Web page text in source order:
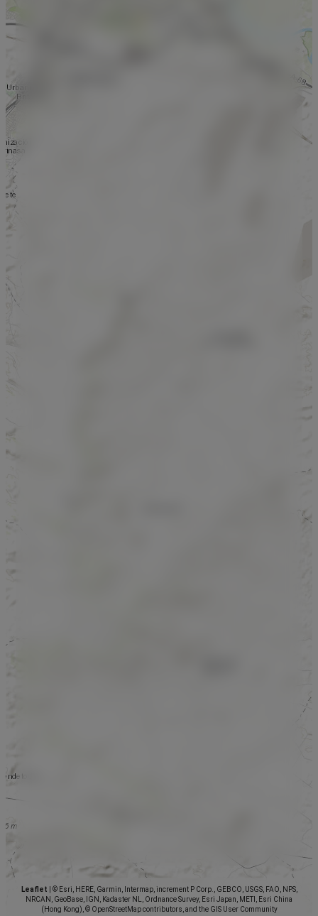
Leaflet
© Esri, HERE, Garmin, Intermap, increment P Corp., GEBCO, USGS, FAO, NPS,
NRCAN, GeoBase, IGN, Kadaster NL, Ordnance Survey, Esri Japan, METI, Esri China
(Hong Kong), © OpenStreetMap contributors, and the GIS User Community